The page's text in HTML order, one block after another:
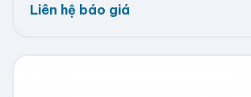
Liên hệ báo giá